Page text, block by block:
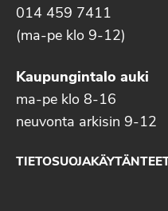
014 459 7411
(ma-pe klo 9-12)
Kaupungintalo auki
ma-pe klo 8-16
neuvonta arkisin 9-12
TIETOSUOJAKÄYTÄNTEET